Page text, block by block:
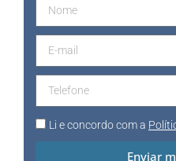
Li e concordo com a
Enviar